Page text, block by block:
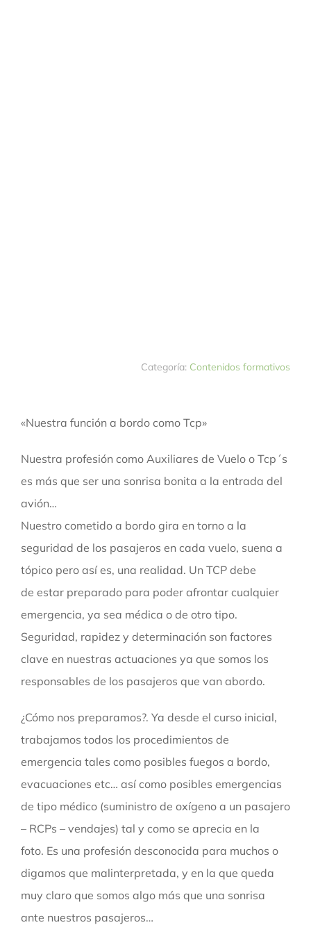
Categoría: Contenidos formativos
«Nuestra función a bordo como Tcp»
Nuestra profesión como Auxiliares de Vuelo o Tcp´s
es más que ser una sonrisa bonita a la entrada del
avión…
Nuestro cometido a bordo gira en torno a la
seguridad de los pasajeros en cada vuelo, suena a
tópico pero así es, una realidad. Un TCP debe
de estar preparado para poder afrontar cualquier
emergencia, ya sea médica o de otro tipo.
Seguridad, rapidez y determinación son factores
clave en nuestras actuaciones ya que somos los
responsables de los pasajeros que van abordo.
¿Cómo nos preparamos?. Ya desde el curso inicial,
trabajamos todos los procedimientos de
emergencia tales como posibles fuegos a bordo,
evacuaciones etc… así como posibles emergencias
de tipo médico (suministro de oxígeno a un pasajero
– RCPs – vendajes) tal y como se aprecia en la
foto. Es una profesión desconocida para muchos o
digamos que malinterpretada, y en la que queda
muy claro que somos algo más que una sonrisa
ante nuestros pasajeros…